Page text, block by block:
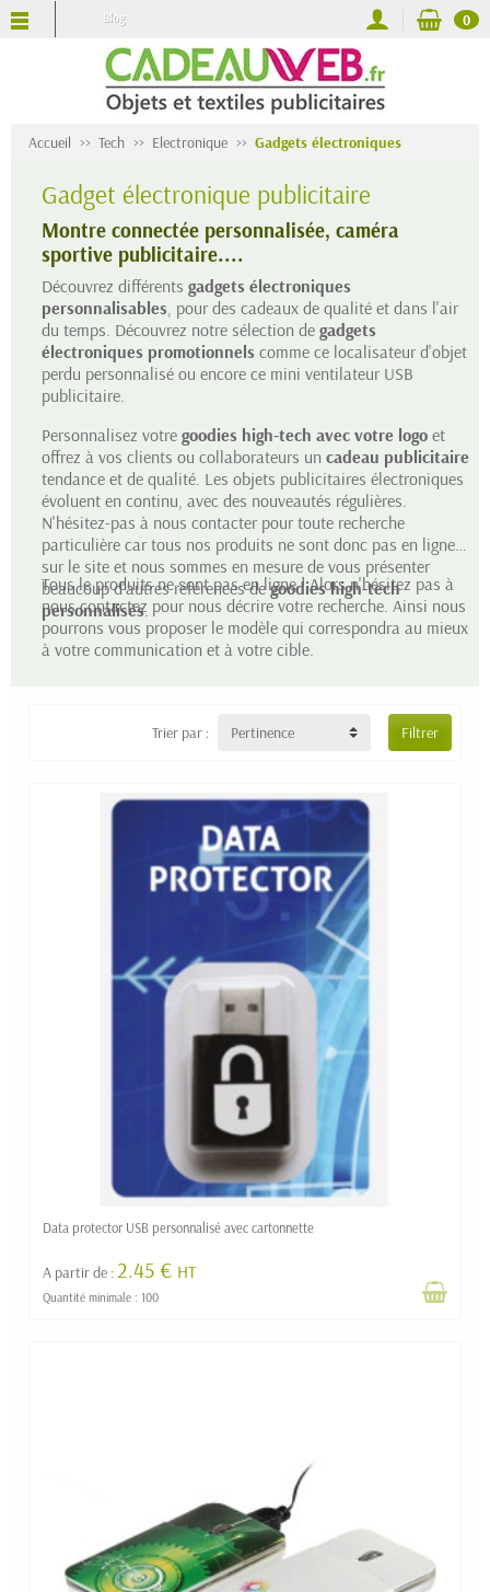
Blog 0
Accueil Tech Electronique Gadgets électroniques
Gadget électronique publicitaire
Montre connectée personnalisée, caméra
sportive publicitaire....
Découvrez différents gadgets électroniques
personnalisables, pour des cadeaux de qualité et dans l'air
du temps. Découvrez notre sélection de gadgets
électroniques promotionnels comme ce localisateur d'objet
perdu personnalisé ou encore ce mini ventilateur USB
publicitaire.
Personnalisez votre goodies high-tech avec votre logo et
offrez à vos clients ou collaborateurs un cadeau publicitaire
tendance et de qualité. Les objets publicitaires électroniques
évoluent en continu, avec des nouveautés régulières.
N'hésitez-pas à nous contacter pour toute recherche
particulière car tous nos produits ne sont donc pas en ligne
sur le site et nous sommes en mesure de vous présenter
beaucoup d'autres références degoodies high-tech
personnalisés.
Tous le produits ne sont pas en ligne ! Alors n'hésitez pas à
nous contactez pour nous décrire votre recherche. Ainsi nous
pourrons vous proposer le modèle qui correspondra au mieux
à votre communication et à votre cible.
Trier par : Pertinence Filtrer
Data protector USB personnalisé avec cartonnette
A partir de :2.45 € HT
Quantité minimale : 100